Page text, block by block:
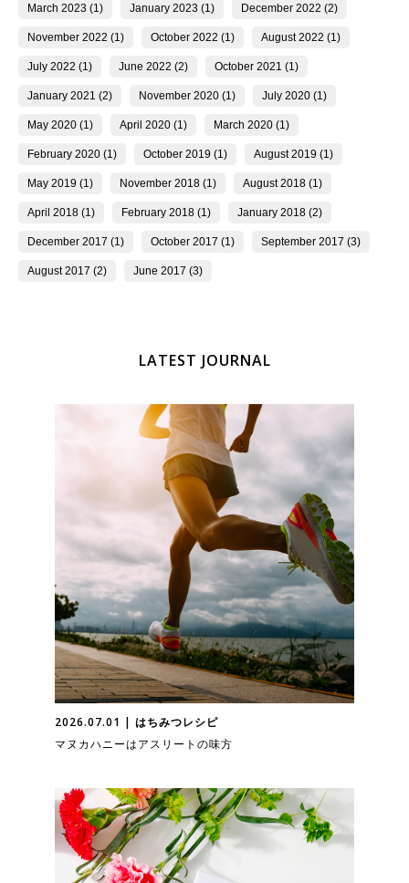
March 2023 (1) January 2023 (1) December 2022 (2)
November 2022 (1) October 2022 (1) August 2022 (1)
July 2022 (1) June 2022 (2) October 2021 (1)
January 2021 (2) November 2020 (1) July 2020 (1)
May 2020 (1) April 2020 (1) March 2020 (1)
February 2020 (1) October 2019 (1) August 2019 (1)
May 2019 (1) November 2018 (1) August 2018 (1)
April 2018 (1) February 2018 (1) January 2018 (2)
December 2017 (1) October 2017 (1) September 2017 (3)
August 2017 (2) June 2017 (3)
LATEST JOURNAL
2026.07.01 | はちみつレシピ
マヌカハニーはアスリートの味方